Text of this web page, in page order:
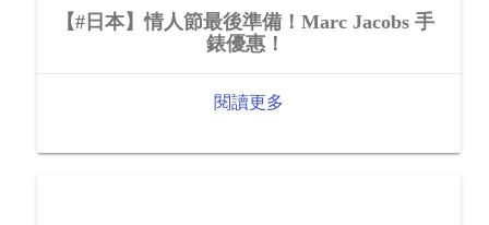
【#日本】情人節最後準備！Marc Jacobs 手
錶優惠！
閱讀更多